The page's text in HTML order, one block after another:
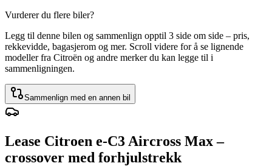
Vurderer du flere biler?
Legg til denne bilen og sammenlign opptil 3 side om side – pris,
rekkevidde, bagasjerom og mer. Scroll videre for å se lignende
modeller fra Citroën og andre merker du kan legge til i
sammenligningen.
Sammenlign med en annen bil
Lease Citroen e-C3 Aircross Max –
crossover med forhjulstrekk